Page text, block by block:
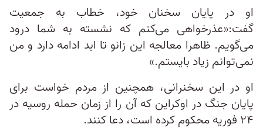
او در پایان سخنان خود، خطاب به جمعیت
گفت:«عذرخواهی می‌کنم که نشسته به شما درود
می‌گویم. ظاهرا معالجه این زانو تا ابد ادامه دارد و من
نمی‌توانم زیاد بایستم.»
او در این سخنرانی، همچنین از مردم خواست برای
پایان جنگ در اوکراین که آن را از زمان حمله روسیه در
۲۴ فوریه محکوم کرده است، دعا کنند.